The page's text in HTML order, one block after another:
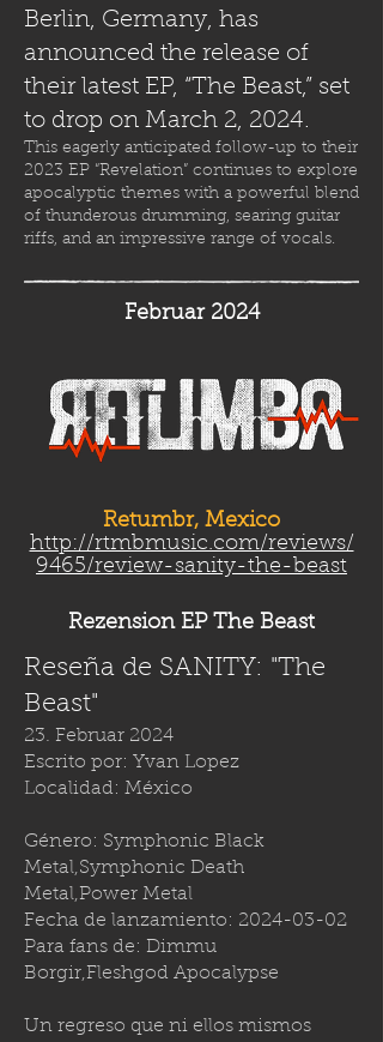
Berlin, Germany, has
announced the release of
their latest EP, “The Beast,” set
to drop on March 2, 2024.
This eagerly anticipated follow-up to their
2023 EP “Revelation” continues to explore
apocalyptic themes with a powerful blend
of thunderous drumming, searing guitar
riffs, and an impressive range of vocals.
Februar 2024
Retumbr, Mexico
http://rtmbmusic.com/reviews/
9465/review-sanity-the-beast
Rezension EP The Beast
Reseña de SANITY: "The
Beast"
23. Februar 2024
Escrito por: Yvan Lopez
Localidad: México
Género: Symphonic Black
Metal,Symphonic Death
Metal,Power Metal
Fecha de lanzamiento: 2024-03-02
Para fans de: Dimmu
Borgir,Fleshgod Apocalypse
Un regreso que ni ellos mismos